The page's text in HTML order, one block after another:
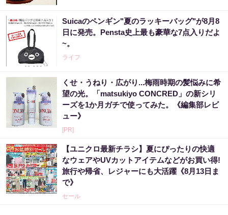
Suicaのペンギン"夏のラッキーバッグ"が8月8
日に発売。Pensta史上最も豪華な7点入りだよ
~。
ライフ
くせ・うねり・広がり...梅雨時期の髪悩みに希
望の光。「matsukiyo CONCRED」の新シリ
ーズを1か月ガチで使ってみた。《編集部レビ
ュー》
[PR]
【ユニクロ最新チラシ】夏にぴったりの快適
なウェアやUVカットアイテムなどがお買い得!
旅行や帰省、レジャーにも大活躍《8月13日ま
で》
セール